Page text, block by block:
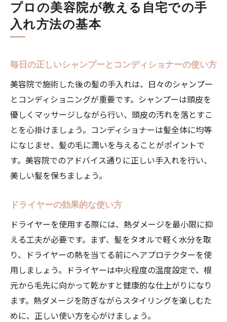
髪の健康を保つための食事と栄養
ヘアケアアイテムの選び方と使い方
を保つ秘訣
美容院でのカウンセリングの重要性
髪質に合わせたトリートメントメニューの
選び方
カスタマイズカラーとカットで自分らしい
スタイルを
美容院での定期的なメンテナンスのメリッ
ト
バイス
美容院での専門的なアドバイスに基づいた
自宅ケア
Le rondのプロが教える髪質に合わせたヘアケア
方法
くせ毛に適したヘアケア製品とテクニック
直毛の人のためのボリュームアップ術
プロの美容院が教える自宅での手
入れ方法の基本
毎日の正しいシャンプーとコンディショナーの使い方
美容院で施術した後の髪の手入れは、日々のシャンプー
とコンディショニングが重要です。シャンプーは頭皮を
優しくマッサージしながら行い、頭皮の汚れを落とすこ
とを心掛けましょう。コンディショナーは髪全体に均等
になじませ、髪の毛に潤いを与えることがポイントで
す。美容院でのアドバイス通りに正しい手入れを行い、
美しい髪を保ちましょう。
ドライヤーの効果的な使い方
ドライヤーを使用する際には、熱ダメージを最小限に抑
える工夫が必要です。まず、髪をタオルで軽く水分を取
り、ドライヤーの熱を当てる前にヘアプロテクターを使
用しましょう。ドライヤーは中火程度の温度設定で、根
元から毛先に向かって乾かすと健康的な仕上がりになり
ます。熱ダメージを防ぎながらスタイリングを楽しむた
めに、正しい使い方を心がけましょう。